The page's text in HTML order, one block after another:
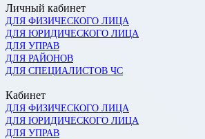
Личный кабинет
ДЛЯ ФИЗИЧЕСКОГО ЛИЦА
ДЛЯ ЮРИДИЧЕСКОГО ЛИЦА
ДЛЯ УПРАВ
ДЛЯ РАЙОНОВ
ДЛЯ СПЕЦИАЛИСТОВ ЧС
Кабинет
ДЛЯ ФИЗИЧЕСКОГО ЛИЦА
ДЛЯ ЮРИДИЧЕСКОГО ЛИЦА
ДЛЯ УПРАВ